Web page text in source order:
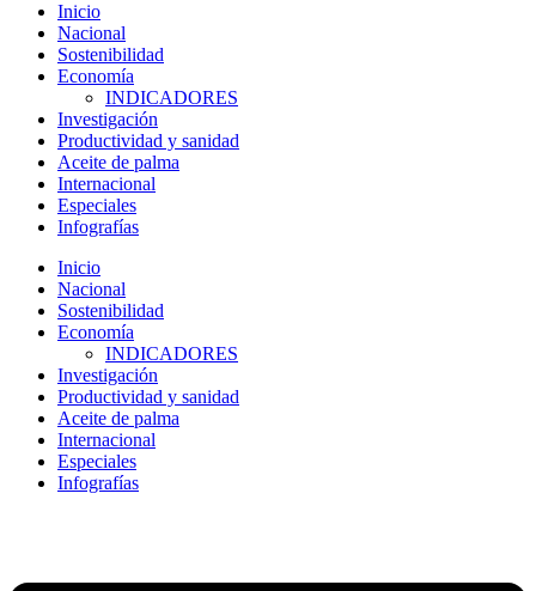
Inicio
Nacional
Sostenibilidad
Economía
INDICADORES
Investigación
Productividad y sanidad
Aceite de palma
Internacional
Especiales
Infografías
Inicio
Nacional
Sostenibilidad
Economía
INDICADORES
Investigación
Productividad y sanidad
Aceite de palma
Internacional
Especiales
Infografías